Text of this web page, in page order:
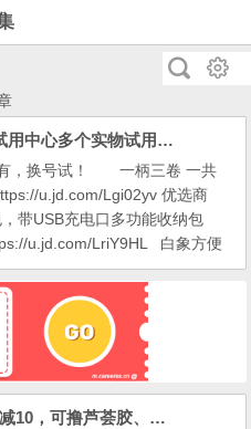
京东试用频道 多个试用线报 试用中心多个实物试用活动
，换号试！ 一柄三卷 一共
u.jd.com/Lgi02yv 优选商
带USB充电口多功能收纳包
u.jd.com/LriY9HL 白象方便
袋装经典怀旧干泡两吃方便速
*5袋 实惠装 6.9 https://u.jd.co
https://u.jd.com/LDiYl1R
u.jd.com/L1iYZV2 —— 7.9 ht
JD美妆一分购 ，9.01减9，11减10，可撸芦荟胶、中筒袜、维E尿素霜、护手霜